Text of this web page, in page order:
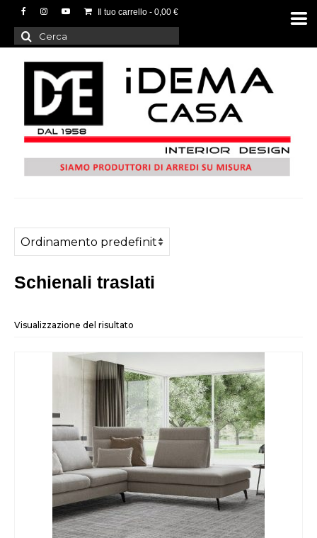
Il tuo carrello - 0,00 €
Cerca:
Schienali traslati
Visualizzazione del risultato